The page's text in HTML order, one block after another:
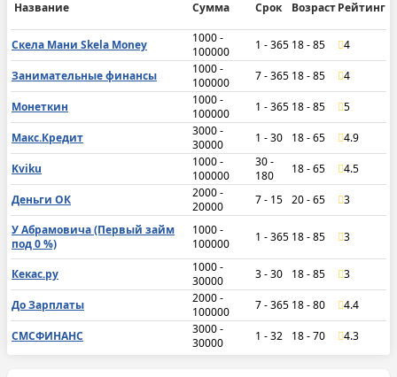
Название Сумма Срок ВозрастРейтинг
Скела Мани Skela Money
1000 -
100000
1 - 365 18 - 85 4
Занимательные финансы
1000 -
100000
7 - 365 18 - 85 4
Монеткин
1000 -
100000
1 - 365 18 - 85 5
Макс.Кредит
3000 -
30000
1 - 30 18 - 65 4.9
Kviku
1000 -
100000
30 -
180
18 - 65 4.5
Деньги ОК
2000 -
20000
7 - 15 20 - 65
3
У Абрамовича (Первый займ
под 0 %)
1000 -
100000
1 - 365 18 - 85 3
Кекас.ру
1000 -
30000
3 - 30 18 - 85 3
До Зарплаты
2000 -
100000
7 - 365 18 - 80 4.4
СМСФИНАНС
3000 -
30000
1 - 32 18 - 70 4.3